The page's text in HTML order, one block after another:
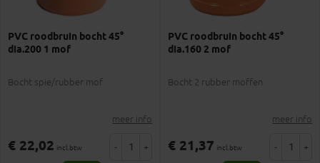
PVC roodbruin bocht 45°
dia.200 1 mof
Bocht spie/rubber mof
meer info
€ 22,02 incl.btw - +
PVC roodbruin bocht 45°
dia.160 2 mof
Bocht 2 rubber moffen
meer info
€ 21,37 incl.btw - +